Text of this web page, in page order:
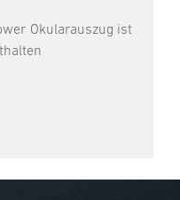
Okularauszug ist